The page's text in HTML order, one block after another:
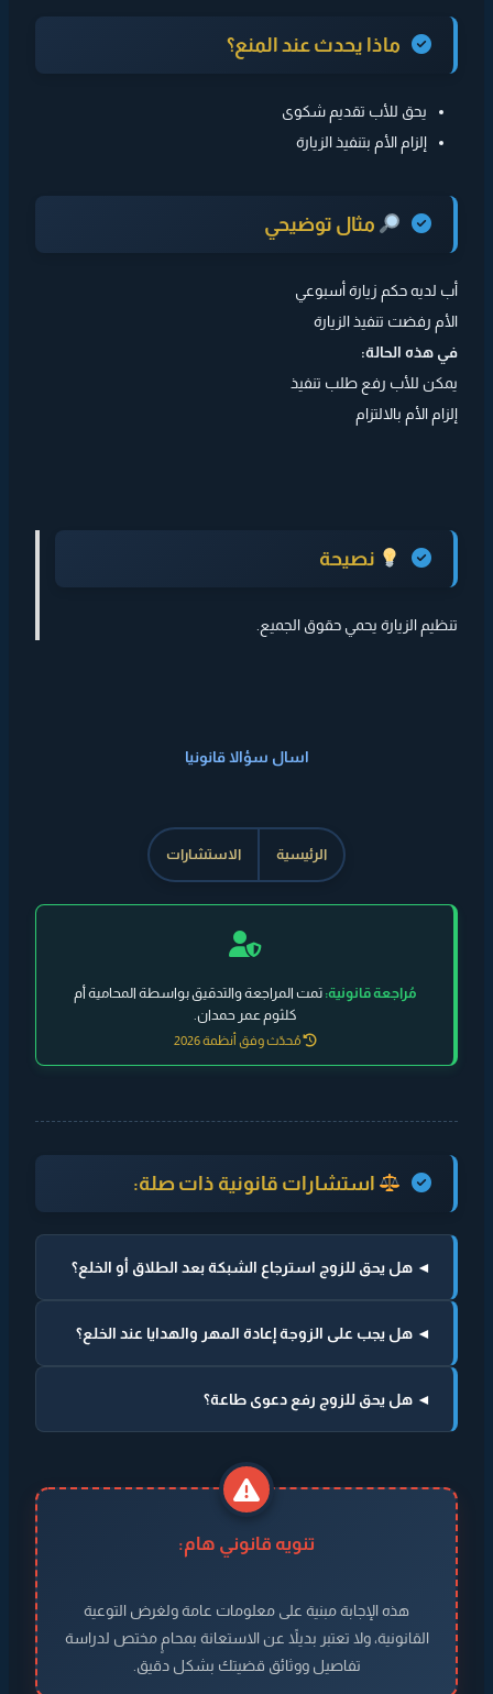
ماذا يحدث عند المنع؟
يحق للأب تقديم شكوى
إلزام الأم بتنفيذ الزيارة
مثال توضيحي
أب لديه حكم زيارة أسبوعي
الأم رفضت تنفيذ الزيارة
في هذه الحالة:
يمكن للأب رفع طلب تنفيذ
إلزام الأم بالالتزام
نصيحة
تنظيم الزيارة يحمي حقوق الجميع.
اسال سؤالا قانونيا
الرئيسية الاستشارات
مُراجعة قانونية: تمت المراجعة والتدقيق بواسطة المحامية أم
كلثوم عمر حمدان.
مُحدّث وفق أنظمة 2026
استشارات قانونية ذات صلة:
◄ هل يحق للزوج استرجاع الشبكة بعد الطلاق أو الخلع؟
◄ هل يجب على الزوجة إعادة المهر والهدايا عند الخلع؟
◄ هل يحق للزوج رفع دعوى طاعة؟
تنويه قانوني هام:
هذه الإجابة مبنية على معلومات عامة ولغرض التوعية
القانونية، ولا تعتبر بديلاً عن الاستعانة بمحامٍ مختص لدراسة
تفاصيل ووثائق قضيتك بشكل دقيق.